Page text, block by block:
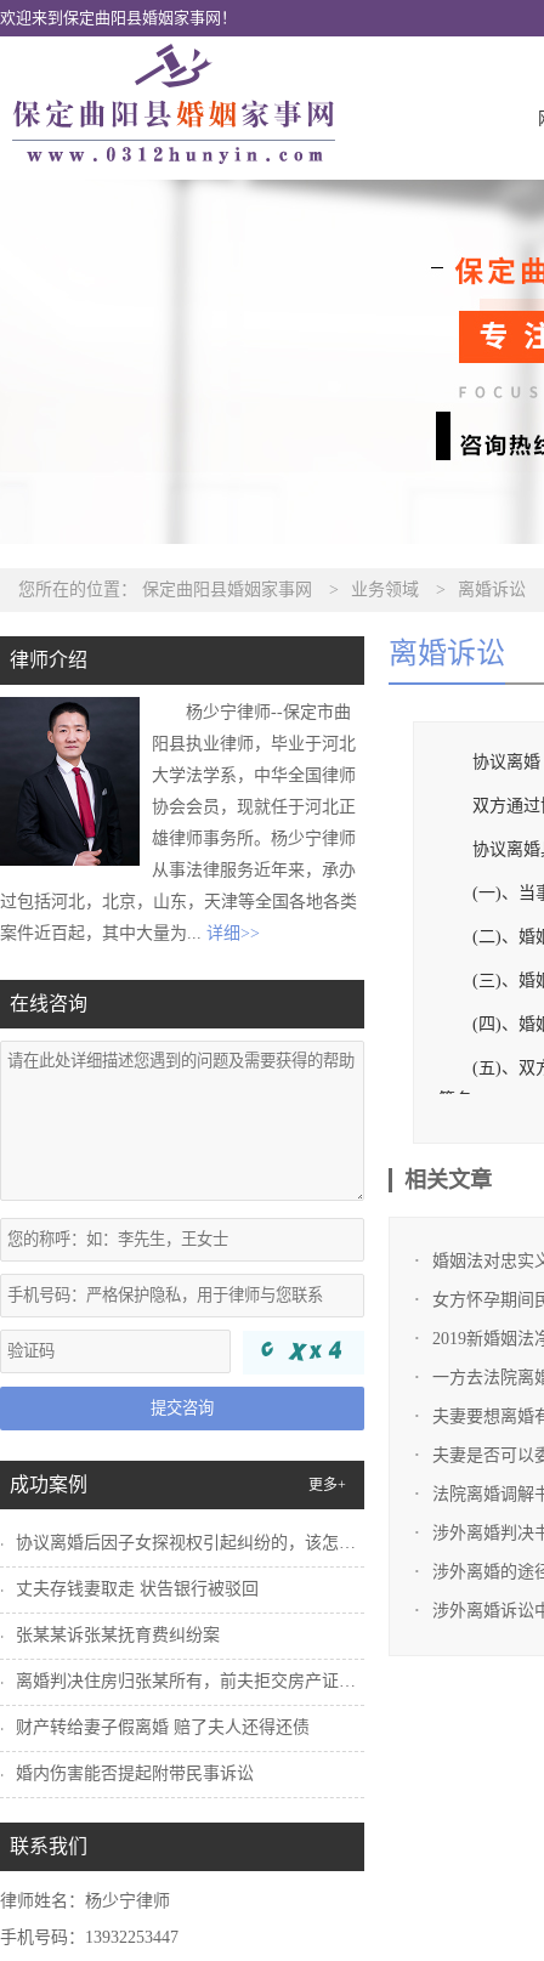
欢迎来到保定曲阳县婚姻家事网！
您所在的位置： 保定曲阳县婚姻家事网 > 业务领域 > 离婚诉讼
律师介绍
杨少宁律师--保定市曲
阳县执业律师，毕业于河北
大学法学系，中华全国律师
协会会员，现就任于河北正
雄律师事务所。杨少宁律师
从事法律服务近年来，承办
过包括河北，北京，山东，天津等全国各地各类
案件近百起，其中大量为... 详细>>
在线咨询
提交咨询
成功案例 更多+
协议离婚后因子女探视权引起纠纷的，该怎么...
丈夫存钱妻取走 状告银行被驳回
张某某诉张某抚育费纠纷案
离婚判决住房归张某所有，前夫拒交房产证怎...
财产转给妻子假离婚 赔了夫人还得还债
婚内伤害能否提起附带民事诉讼
联系我们
律师姓名：杨少宁律师
手机号码：13932253447
离婚诉讼
协议离婚
双方通
协议离
(一)、当
(二)、婚
(三)、婚
(四)、婚
(五)、双
签名;
记员对当事
(八)、颁
颁发离
1、向当
2、告知
3、见证
纹。
4、在当
5、将离
相关文章
婚姻法对忠实
女方怀孕期间
2019新婚姻法
一方去法院离
夫妻要想离婚
夫妻是否可以
法院离婚调解
涉外离婚判决
涉外离婚的途
涉外离婚诉讼